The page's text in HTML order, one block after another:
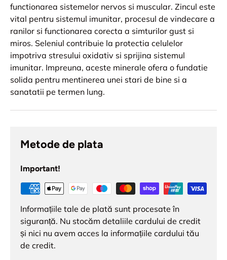
functionarea sistemelor nervos si muscular. Zincul este
vital pentru sistemul imunitar, procesul de vindecare a
ranilor si functionarea corecta a simturilor gust si
miros. Seleniul contribuie la protectia celulelor
impotriva stresului oxidativ si sprijina sistemul
imunitar. Impreuna, aceste minerale ofera o fundatie
solida pentru mentinerea unei stari de bine si a
sanatatii pe termen lung.
Metode de plata
Important!
Informațiile tale de plată sunt procesate în
siguranță. Nu stocăm detaliile cardului de credit
și nici nu avem acces la informațiile cardului tău
de credit.